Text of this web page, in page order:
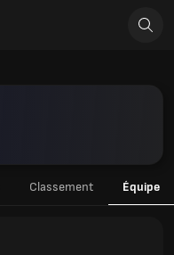
Classement Équipe